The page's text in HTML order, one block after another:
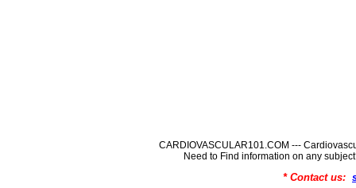
CARDIOVASCULAR101.COM ---
Need to Find information on any
* Contact us: